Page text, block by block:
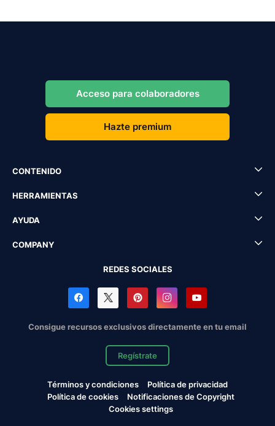
Acceso para colaboradores
Hazte premium
CONTENIDO
HERRAMIENTAS
AYUDA
COMPANY
REDES SOCIALES
Consigue recursos exclusivos directamente en tu email
Regístrate
Términos y condiciones
Política de privacidad
Política de cookies
Notificaciones de Copyright
Cookies settings